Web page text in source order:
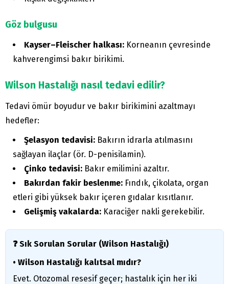
Göz bulgusu
Kayser–Fleischer halkası: Korneanın çevresinde
kahverengimsi bakır birikimi.
Wilson Hastalığı nasıl tedavi edilir?
Tedavi ömür boyudur ve bakır birikimini azaltmayı
hedefler:
Şelasyon tedavisi: Bakırın idrarla atılmasını
sağlayan ilaçlar (ör. D-penisilamin).
Çinko tedavisi: Bakır emilimini azaltır.
Bakırdan fakir beslenme: Fındık, çikolata, organ
etleri gibi yüksek bakır içeren gıdalar kısıtlanır.
Gelişmiş vakalarda: Karaciğer nakli gerekebilir.
❓ Sık Sorulan Sorular (Wilson Hastalığı)
• Wilson Hastalığı kalıtsal mıdır?
Evet. Otozomal resesif geçer; hastalık için her iki